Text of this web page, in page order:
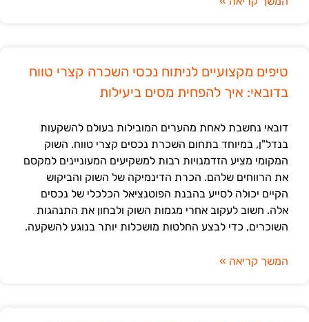
טיפים מקצועיים לניתוח נכסי השכרה קצרי טווח
בדובאי: איך להפחית מסים ביעילות
דובאי נחשבת לאחת מהערים המובילות בעולם להשקעות
בנדל"ן, במיוחד בתחום השכרת נכסים קצרי טווח. השוק
המקומי מציע הזדמנויות רבות למשקיעים המעוניינים למקסם
את הרווחים שלהם. הכרת הדינמיקה של השוק והביקוש
הקיים יכולה לסייע בהבנת הפוטנציאל הכלכלי של נכסים
אלה. חשוב לעקוב אחרי מגמות השוק ולבחון את התנהגות
השוכרים, כדי לבצע החלטות מושכלות יותר בנוגע להשקעה.
המשך קריאה »